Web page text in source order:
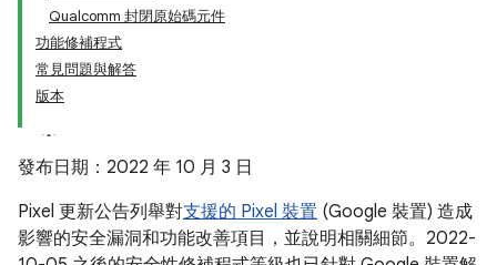
Qualcomm 封閉原始碼元件
功能修補程式
常見問題與解答
版本
發布日期：2022 年 10 月 3 日
Pixel 更新公告列舉對支援的 Pixel 裝置 (Google 裝置) 造成
影響的安全漏洞和功能改善項目，並說明相關細節。2022-